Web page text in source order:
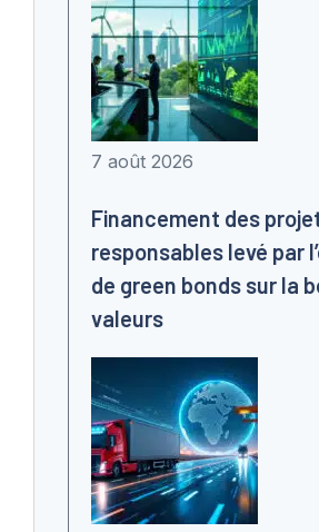
7 août 2026
Financement des
responsables levé par
de green bonds sur la
valeurs